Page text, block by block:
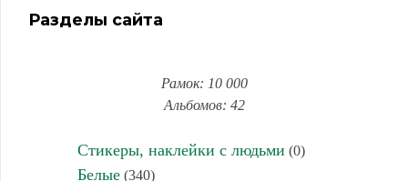
Разделы сайта
Рамок: 10 000
Альбомов: 42
Стикеры, наклейки с людьми (0)
Белые(340)